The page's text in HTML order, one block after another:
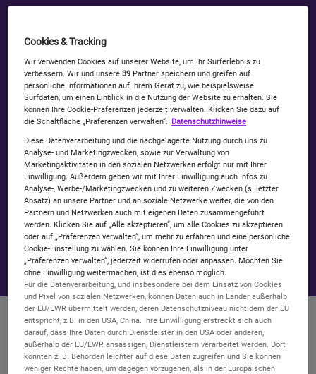
Simon in Action – Mein neuester TV-Spot
In diesem Video ist der aktuelle
Warum zu mir wechseln? Darum.
Hier erfährst du mehr dazu,
Cookies & Tracking
Wir verwenden Cookies auf unserer Website, um Ihr Surferlebnis zu
verbessern. Wir und unsere39 Partner speichern und greifen auf
persönliche Informationen auf Ihrem Gerät zu, wie beispielsweise
Surfdaten, um einen Einblick in die Nutzung der Website zu erhalten. Sie
können Ihre Cookie-Präferenzen jederzeit verwalten. Klicken Sie dazu auf
die Schaltfläche „Präferenzen verwalten“. Datenschutzhinweise
Diese Datenverarbeitung und die nachgelagerte Nutzung durch uns zu
Analyse- und Marketingzwecken, sowie zur Verwaltung von
Marketingaktivitäten in den sozialen Netzwerken erfolgt nur mit Ihrer
Einwilligung. Außerdem geben wir mit Ihrer Einwilligung auch Infos zu
Analyse-, Werbe-/Marketingzwecken und zu weiteren Zwecken (s. letzter
Absatz) an unsere Partner und an soziale Netzwerke weiter, die von den
Partnern und Netzwerken auch mit eigenen Daten zusammengeführt
werden. Klicken Sie auf „Alle akzeptieren“, um alle Cookies zu akzeptieren
oder auf „Präferenzen verwalten“, um mehr zu erfahren und eine persönliche
Cookie-Einstellung zu wählen. Sie können Ihre Einwilligung unter
„Präferenzen verwalten“, jederzeit widerrufen oder anpassen. Möchten Sie
ohne Einwilligung weitermachen, ist dies ebenso möglich.
Für die Datenverarbeitung, und insbesondere bei dem Einsatz von Cookies
und Pixel von sozialen Netzwerken, können Daten auch in Länder außerhalb
der EU/EWR übermittelt werden, deren Datenschutzniveau nicht dem der EU
entspricht, z.B. in den USA, China. Ihre Einwilligung erstreckt sich auch
darauf, dass Ihre Daten durch Dienstleister in den USA oder anderen,
außerhalb der EU/EWR ansässigen, Dienstleistern verarbeitet werden. Dort
könnten z. B. Behörden leichter auf diese Daten zugreifen und Sie können
weniger Rechte haben, um dagegen vorzugehen, als in der Europäischen